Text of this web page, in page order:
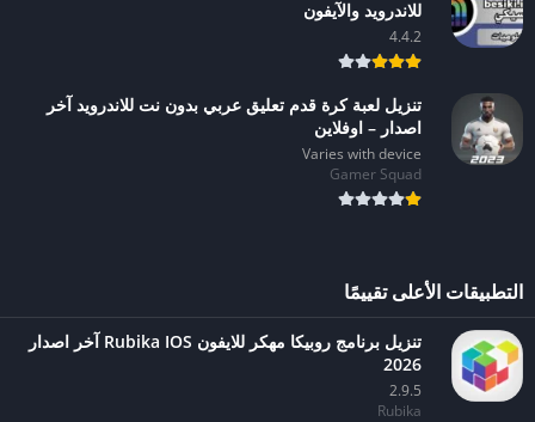
للاندرويد والآيفون
4.4.2
تنزيل لعبة كرة قدم تعليق عربي بدون نت للاندرويد آخر
اصدار – اوفلاين
Varies with device
Gamer Squad
التطبيقات الأعلى تقييمًا
تنزيل برنامج روبيكا مهكر للايفون Rubika IOS آخر اصدار
2026
2.9.5
Rubika